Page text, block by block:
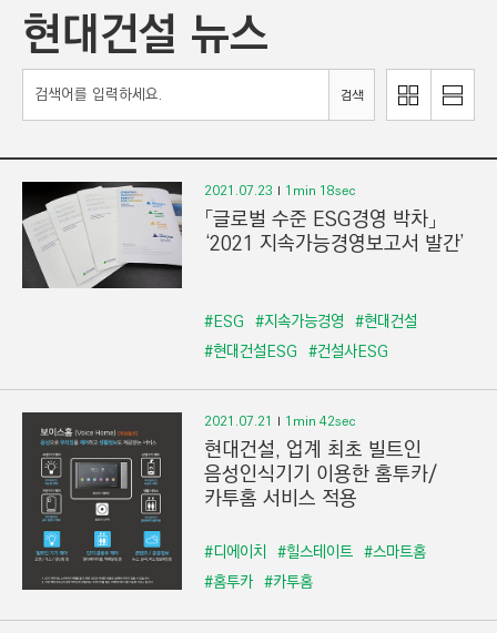
현대건설 뉴스
검색
이
미
로
기
리
스
로
2021.07.23 1min 18sec
「글로벌 수준 ESG경영 박차」
‘2021 지속가능경영보고서 발간’
#ESG #지속가능경영 #현대건설
#현대건설ESG #건설사ESG
2021.07.21 1min 42sec
현대건설, 업계 최초 빌트인
음성인식기기 이용한 홈투카/
카투홈 서비스 적용
#디에이치 #힐스테이트 #스마트홈
#홈투카 #카투홈